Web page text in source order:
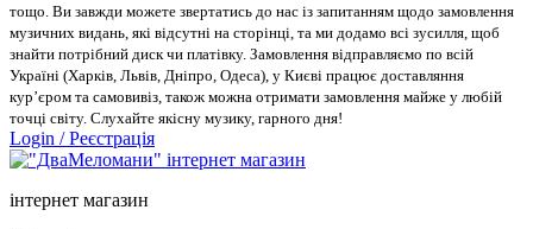
тощо. Ви завжди можете звертатись до нас із запитанням щодо замовлення
музичних видань, які відсутні на сторінці, та ми додамо всі зусилля, щоб
знайти потрібний диск чи платівку. Замовлення відправляємо по всій
Україні (Харків, Львів, Дніпро, Одеса), у Києві працює доставляння
кур’єром та самовивіз, також можна отримати замовлення майже у любій
точці світу. Слухайте якісну музику, гарного дня!
Login /Реєстрація
інтернет магазин